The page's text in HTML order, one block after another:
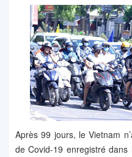
Après 99 jours, le Vietnam
de Covid-19 enregistré